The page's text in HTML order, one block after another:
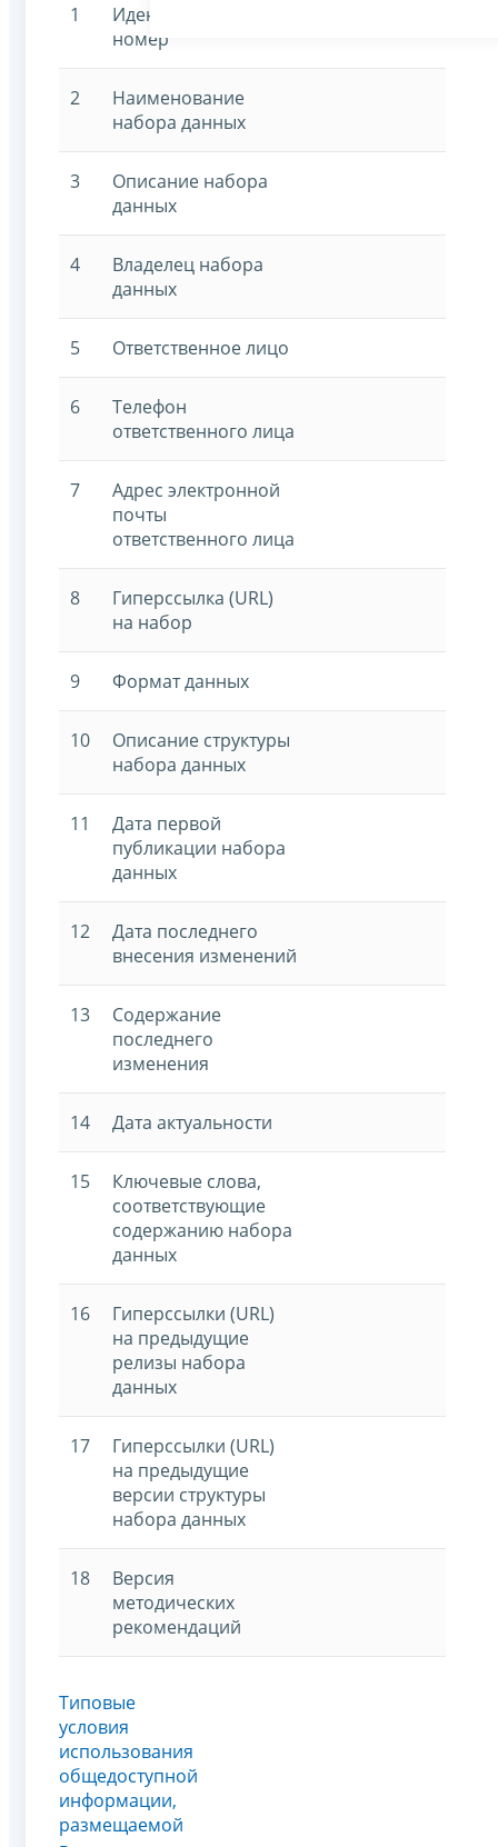
1
Идентификационный
номер
2
Наименование
набора данных
3
Описание набора
данных
4
Владелец набора
данных
5 Ответственное лицо
6
Телефон
ответственного лица
7
Адрес электронной
почты
ответственного лица
8
Гиперссылка (URL)
на набор
9 Формат данных
10
Описание структуры
набора данных
11
Дата первой
публикации набора
данных
12
Дата последнего
внесения изменений
13
Содержание
последнего
изменения
14 Дата актуальности
15
Ключевые слова,
соответствующие
содержанию набора
данных
16
Гиперссылки (URL)
на предыдущие
релизы набора
данных
17
Гиперссылки (URL)
на предыдущие
версии структуры
набора данных
18
Версия
методических
рекомендаций
Типовые
условия
использования
общедоступной
информации,
размещаемой